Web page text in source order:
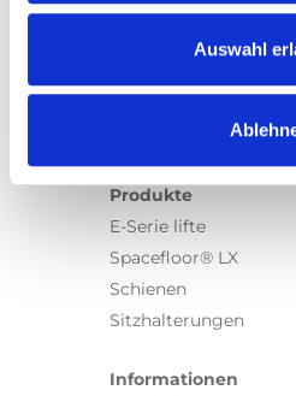
Auswahl
Turny Evo
Turny Low Vehicle
Produkte
E-Serie lifte
Spacefloor® LX
Schienen
Sitzhalterungen
Informationen